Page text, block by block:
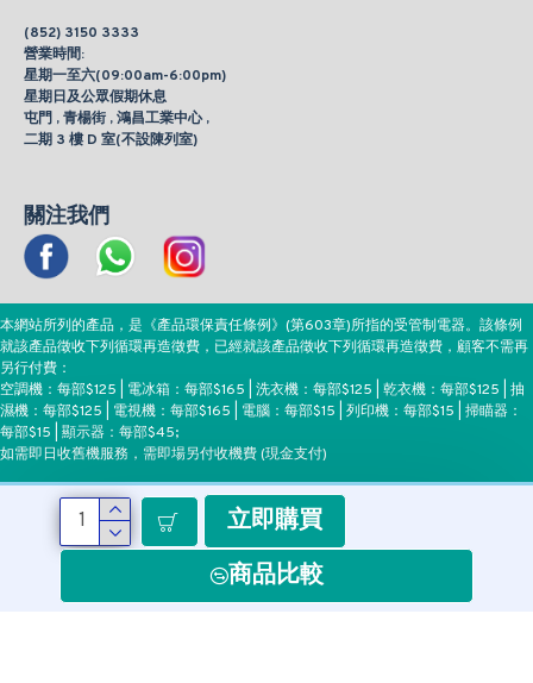
立即購買
商品比較
(852) 3150 3333
營業時間:
星期一至六(09:00am-6:00pm)
星期日及公眾假期休息
屯門 , 青楊街 , 鴻昌工業中心 ,
二期 3 樓 D 室(不設陳列室)
關注我們
本網站所列的產品，是《產品環保責任條例》(第603章)所指的受管制電器。該條例
就該產品徵收下列循環再造徵費，已經就該產品徵收下列循環再造徵費，顧客不需再
另行付費：
空調機：每部$125 | 電冰箱：每部$165 | 洗衣機：每部$125 | 乾衣機：每部$125 | 抽
濕機：每部$125 | 電視機：每部$165 | 電腦：每部$15 | 列印機：每部$15 | 掃瞄器：
每部$15 | 顯示器：每部$45;
如需即日收舊機服務，需即場另付收機費 (現金支付)